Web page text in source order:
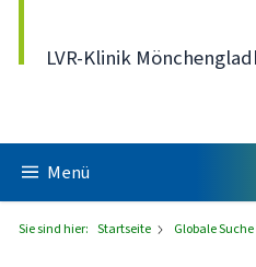
LVR-Klinik
Menü
Sie sind hier: Startseite Globale Suche